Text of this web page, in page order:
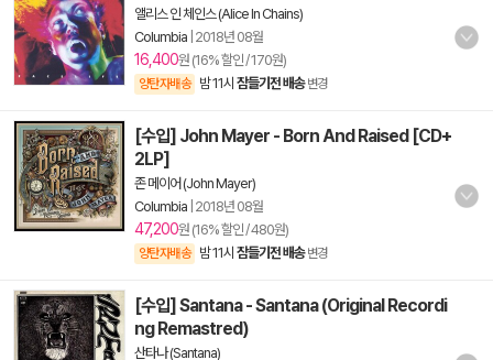
앨리스 인 체인스 (Alice In Chains)
Columbia 2018년 08월
16,400원 (16% 할인 / 170원)
양탄자배송 밤 11시 잠들기전 배송 변경
[수입] John Mayer - Born And Raised [CD+
2LP]
존 메이어 (John Mayer)
Columbia 2018년 08월
47,200원 (16% 할인 / 480원)
양탄자배송 밤 11시 잠들기전 배송 변경
[수입] Santana - Santana (Original Recordi
ng Remastred)
산타나 (Santana)